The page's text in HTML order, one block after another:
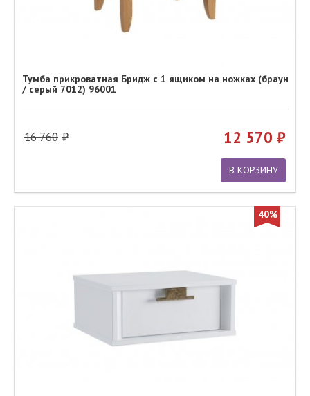
Тумба прикроватная Бридж с 1 ящиком на ножках (браун
/ серый 7012) 96001
16 760 12 570
В КОРЗИНУ
40%